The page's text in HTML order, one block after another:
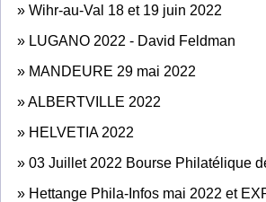
» Wihr-au-Val 18 et 19 juin 2022
» LUGANO 2022 - David Feldman
» MANDEURE 29 mai 2022
»ALBERTVILLE 2022
» HELVETIA 2022
» 03 Juillet 2022 Bourse Philatélique
» Hettange Phila-Infos mai 2022 et